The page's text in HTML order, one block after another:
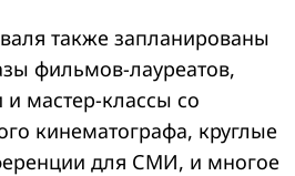
также запланированы
фильмов-лауреатов,
и мастер-классы со
кинематографа, круглые
для СМИ, и многое